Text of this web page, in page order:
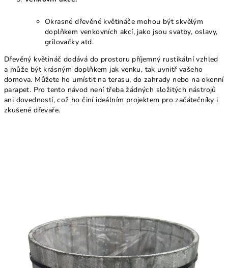
Okrasné dřevěné květináče mohou být skvělým
doplňkem venkovních akcí, jako jsou svatby, oslavy,
grilovačky atd.
Dřevěný květináč dodává do prostoru příjemný rustikální vzhled
a může být krásným doplňkem jak venku, tak uvnitř vašeho
domova. Můžete ho umístit na terasu, do zahrady nebo na okenní
parapet. Pro tento návod není třeba žádných složitých nástrojů
ani dovedností, což ho činí ideálním projektem pro začátečníky i
zkušené dřevaře.